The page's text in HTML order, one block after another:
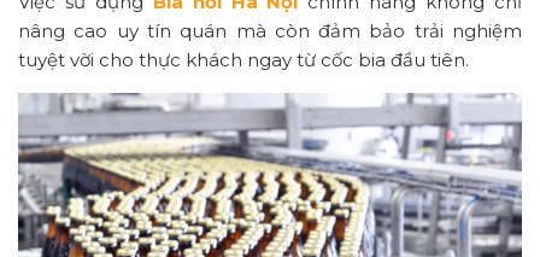
nâng cao uy tín quán mà còn đảm bảo trải nghiệm
tuyệt vời cho thực khách ngay từ cốc bia đầu tiên.